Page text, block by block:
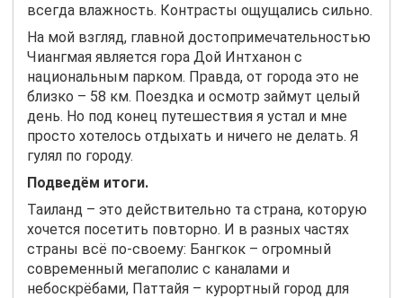
всегда влажность. Контрасты ощущались сильно.
На мой взгляд, главной достопримечательностью
Чиангмая является гора Дой Интханон с
национальным парком. Правда, от города это не
близко – 58 км. Поездка и осмотр займут целый
день. Но под конец путешествия я устал и мне
просто хотелось отдыхать и ничего не делать. Я
гулял по городу.
Подведём итоги.
Таиланд – это действительно та страна, которую
хочется посетить повторно. И в разных частях
страны всё по-своему: Бангкок – огромный
современный мегаполис с каналами и
небоскрёбами, Паттайя – курортный город для